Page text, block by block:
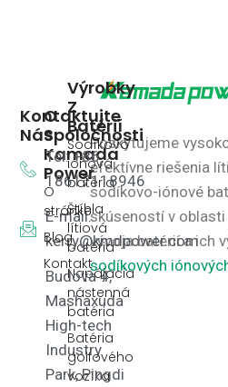
Poskytujeme
efektívne riešenia
sodíkovo-iónové
skúseností v
vývoja batérií a ich
sodíkových
Výrobky
Z
Batérií
Sodíkovo
iónová
batéria
Štíhla
lítiová
batéria
Napájacia
nástenná
batéria
Batéria
golfového
vozíka
O
Spoločnosti
Kamada
Power
O
stránke
Blog
Kontakt
Kontaktujte
Nás
Tel: +86
18617118946
E-mail:
kerry@kmdpower.com
Budova 4,
Mashaxuda
High-tech
Industry
Park, Pingdi